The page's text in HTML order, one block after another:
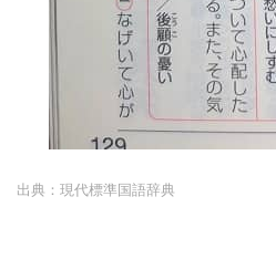
出典：現代標準国語辞典